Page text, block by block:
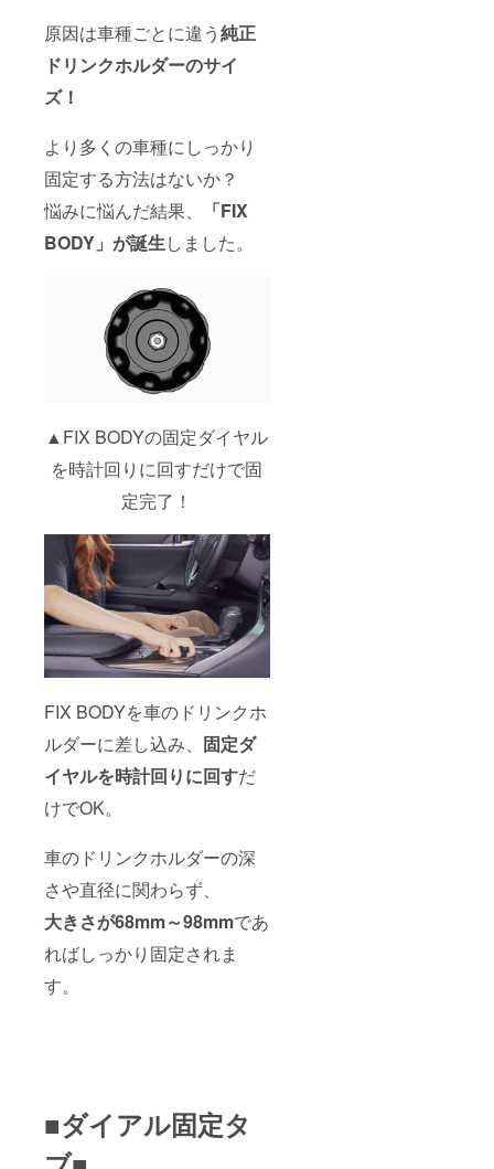
原因は車種ごとに違う純正
ドリンクホルダーのサイ
ズ！
より多くの車種にしっかり
固定する方法はないか？
悩みに悩んだ結果、
「FIX
BODY」が誕生しました。
▲FIX BODYの固定ダイヤル
を時計回りに回すだけで固
定完了！
FIX BODYを車のドリンクホ
ルダーに差し込み、 固定ダ
イヤルを時計回りに回すだ
けでOK。
車のドリンクホルダーの深
さや直径に関わらず、
大きさが68mm～98mmであ
ればしっかり固定されま
す。
■ダイアル固定タ